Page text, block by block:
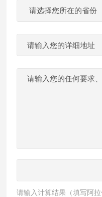
请输入计算结果（填写阿